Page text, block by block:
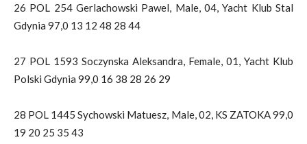
26 POL 254 Gerlachowski Pawel, Male, 04, Yacht Klub Stal
Gdynia 97,0 13 12 48 28 44
27 POL 1593 Soczynska Aleksandra, Female, 01, Yacht Klub
Polski Gdynia 99,0 16 38 28 26 29
28 POL 1445 Sychowski Matuesz, Male, 02, KS ZATOKA 99,0
19 20 25 35 43